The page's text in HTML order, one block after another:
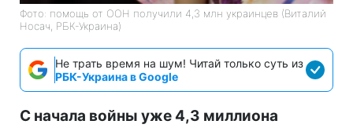
Фото: помощь от ООН получили 4,3 млн украинцев (Виталий
Носач, РБК-Украина)
Не трать время на шум! Читай только суть из
РБК-Украина в Google
С начала войны уже 4,3 миллиона